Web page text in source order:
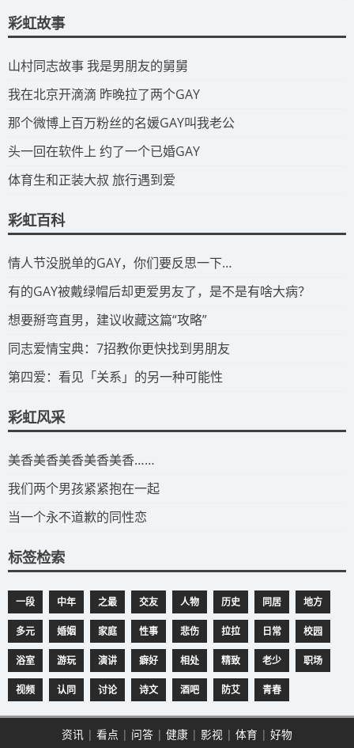
彩虹故事
​山村同志故事 我是男朋友的舅舅
​我在北京开滴滴 昨晚拉了两个GAY
​那个微博上百万粉丝的名媛GAY叫我老公
​头一回在软件上 约了一个已婚GAY
​体育生和正装大叔 旅行遇到爱
彩虹百科
​情人节没脱单的GAY，你们要反思一下…
​有的GAY被戴绿帽后却更爱男友了，是不是有啥大病？
​想要掰弯直男，建议收藏这篇“攻略”
​同志爱情宝典：7招教你更快找到男朋友
​第四爱：看见「关系」的另一种可能性
彩虹风采
​美香美香美香美香美香……
我们两个男孩紧紧抱在一起
当一个永不道歉的同性恋
标签检索
一段 中年 之最 交友 人物 历史 同居 地方
多元 婚姻 家庭 性事 悲伤 拉拉 日常 校园
浴室 游玩 演讲 癖好 相处 精致 老少 职场
视频 认同 讨论 诗文 酒吧 防艾 青春
资讯 | 看点 | 问答 | 健康 | 影视 | 体育 | 好物